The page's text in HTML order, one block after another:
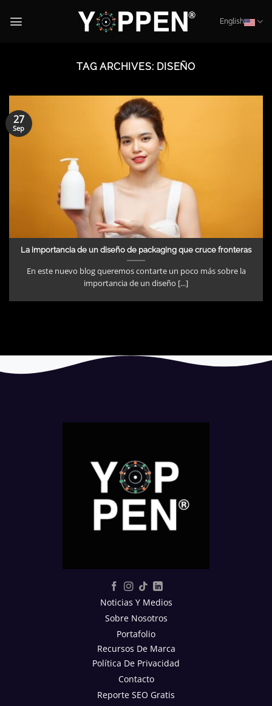
English
TAG ARCHIVES: DISEÑO
La importancia de un diseño de packaging que cruce fronteras
En este nuevo blog queremos contarte un poco más sobre la
importancia de un diseño [...]
27
Sep
Noticias Y Medios
Sobre Nosotros
Portafolio
Recursos De Marca
Política De Privacidad
Contacto
Reporte SEO Gratis